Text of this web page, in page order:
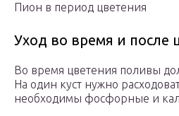
Пион в период цветения
Уход во время и после
Во время цветения поливы
На один куст нужно
необходимы фосфорные и